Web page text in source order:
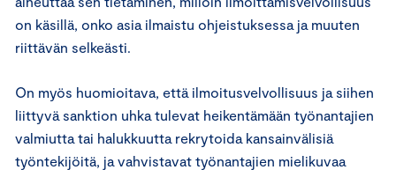
on käsillä, onko asia ilmaistu ohjeistuksessa ja muuten
riittävän selkeästi.
On myös huomioitava, että ilmoitusvelvollisuus ja siihen
liittyvä sanktion uhka tulevat heikentämään työnantajien
valmiutta tai halukkuutta rekrytoida kansainvälisiä
työntekijöitä, ja vahvistavat työnantajien mielikuvaa